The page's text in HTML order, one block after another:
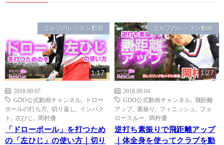
ゴルフのレッスン動画
1:17
2018.09.07
GDO公式動画チャンネル
ドロー
ボールの打ち方
切り返し
インパク
ト
左ひじ 岡村優
「ドローボール」を打つため
の「左ひじ」の使い方｜切り
ゴルフのレッスン動画
1:27
2018.09.04
GDO公式動画チャンネル
飛距離
アップ, 素振り フィニッシュ
フォ
ロースルー
岡村優
逆打ち素振りで飛距離アップ
｜体全身を使ってクラブを動